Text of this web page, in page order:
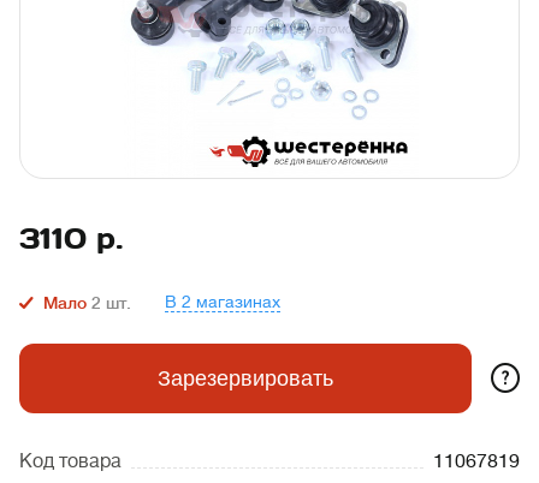
3110 р.
Мало 2 шт. В 2 магазинах
Зарезервировать ?
Код товара 11067819